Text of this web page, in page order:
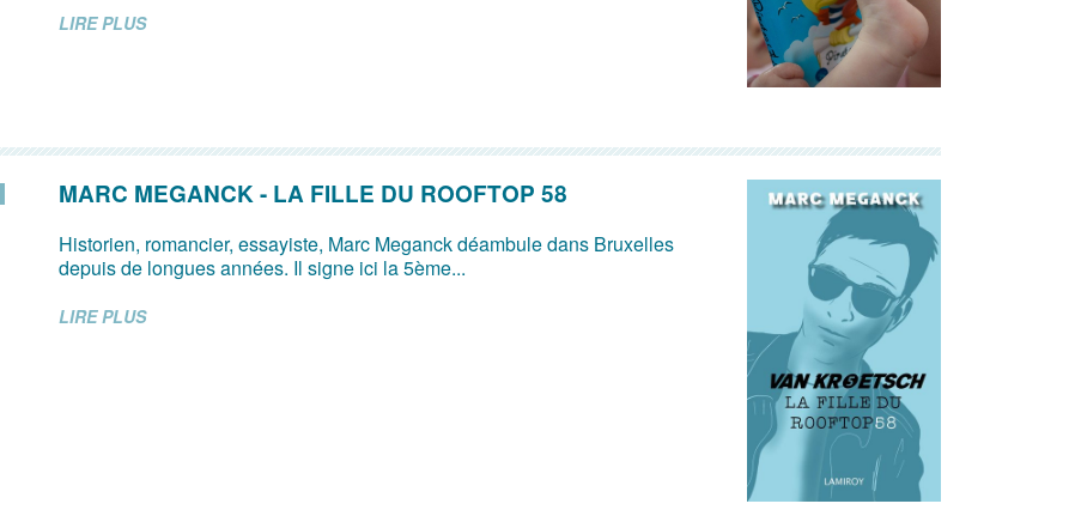
LIRE PLUS
MARC MEGANCK - LA FILLE DU ROOFTOP 58
Historien, romancier, essayiste, Marc Meganck déambule dans Bruxelles
depuis de longues années. Il signe ici la 5ème...
LIRE PLUS